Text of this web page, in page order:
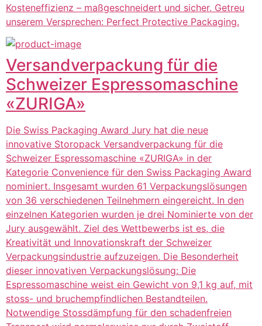
Kosteneffizienz – maßgeschneidert und sicher. Getreu
unserem Versprechen: Perfect Protective Packaging.
Versandverpackung für die
Schweizer Espressomaschine
«ZURIGA»
Die Swiss Packaging Award Jury hat die neue
innovative Storopack Versandverpackung für die
Schweizer Espressomaschine «ZURIGA» in der
Kategorie Convenience für den Swiss Packaging Award
nominiert. Insgesamt wurden 61 Verpackungslösungen
von 36 verschiedenen Teilnehmern eingereicht. In den
einzelnen Kategorien wurden je drei Nominierte von der
Jury ausgewählt. Ziel des Wettbewerbs ist es, die
Kreativität und Innovationskraft der Schweizer
Verpackungsindustrie aufzuzeigen. Die Besonderheit
dieser innovativen Verpackungslösung: Die
Espressomaschine weist ein Gewicht von 9,1 kg auf, mit
stoss- und bruchempfindlichen Bestandteilen.
Notwendige Stossdämpfung für den schadenfreien